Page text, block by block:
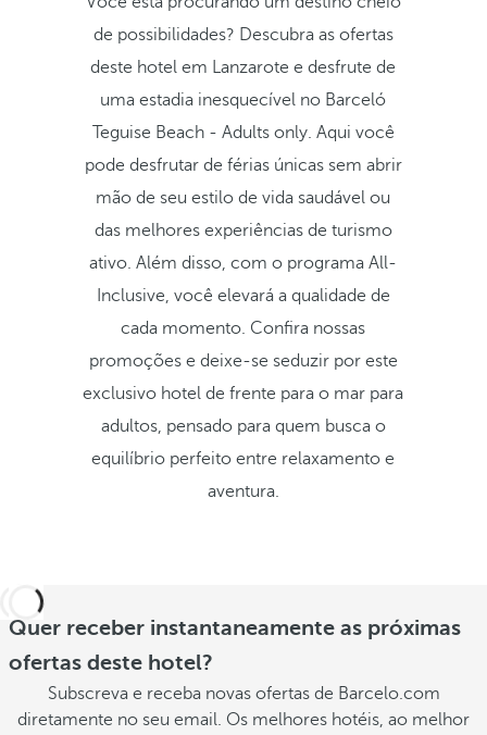
de possibilidades? Descubra as ofertas
deste hotel em Lanzarote e desfrute de
uma estadia inesquecível no Barceló
Teguise Beach - Adults only. Aqui você
pode desfrutar de férias únicas sem abrir
mão de seu estilo de vida saudável ou
das melhores experiências de turismo
ativo. Além disso, com o programa All-
Inclusive, você elevará a qualidade de
cada momento. Confira nossas
promoções e deixe-se seduzir por este
exclusivo hotel de frente para o mar para
adultos, pensado para quem busca o
equilíbrio perfeito entre relaxamento e
aventura.
Quer receber instantaneamente as próximas
ofertas deste hotel?
Subscreva e receba novas ofertas de Barcelo.com
diretamente no seu email. Os melhores hotéis, ao melhor